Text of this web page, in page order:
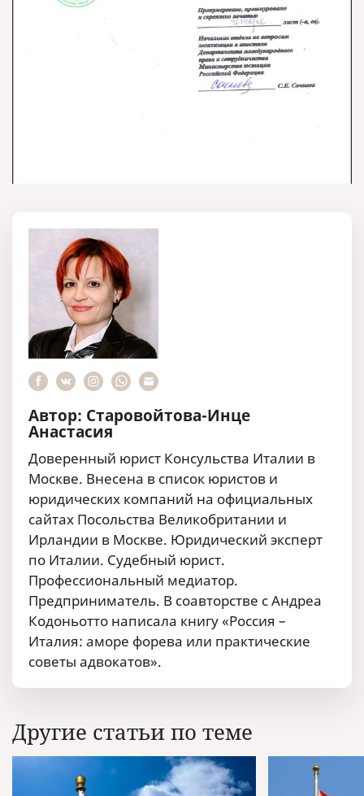
Автор: Старовойтова-Инце
Анастасия
Доверенный юрист Консульства Италии в
Москве. Внесена в список юристов и
юридических компаний на официальных
сайтах Посольства Великобритании и
Ирландии в Москве. Юридический эксперт
по Италии. Судебный юрист.
Профессиональный медиатор.
Предприниматель. В соавторстве с Андреа
Кодоньотто написала книгу «Россия –
Италия: аморе форева или практические
советы адвокатов».
Другие статьи по теме